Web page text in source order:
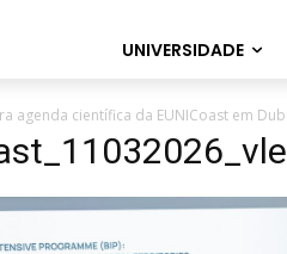
UNIVERSIDADE
agenda científica da EUNICoast em